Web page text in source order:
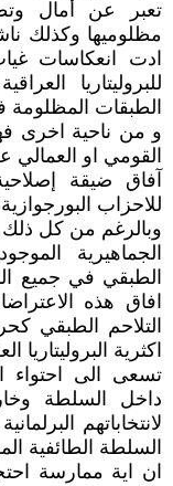
تعبر عن أمال
مظلوميها وكذلك
ادت انعكاسات
للبروليتاريا
الطبقات المظلومة
و من ناحية اخرى
القومي او
آفاق ضيقة
للاحزاب
وبالرغم من كل ذلك
الجماهيرية
الطبقي في جميع
افاق هذه
التلاحم الطبقي
اكثرية
تسعى الى احتواء
داخل السلطة
لانتخاباتهم
السلطة الطائفية
ان اية ممارسة